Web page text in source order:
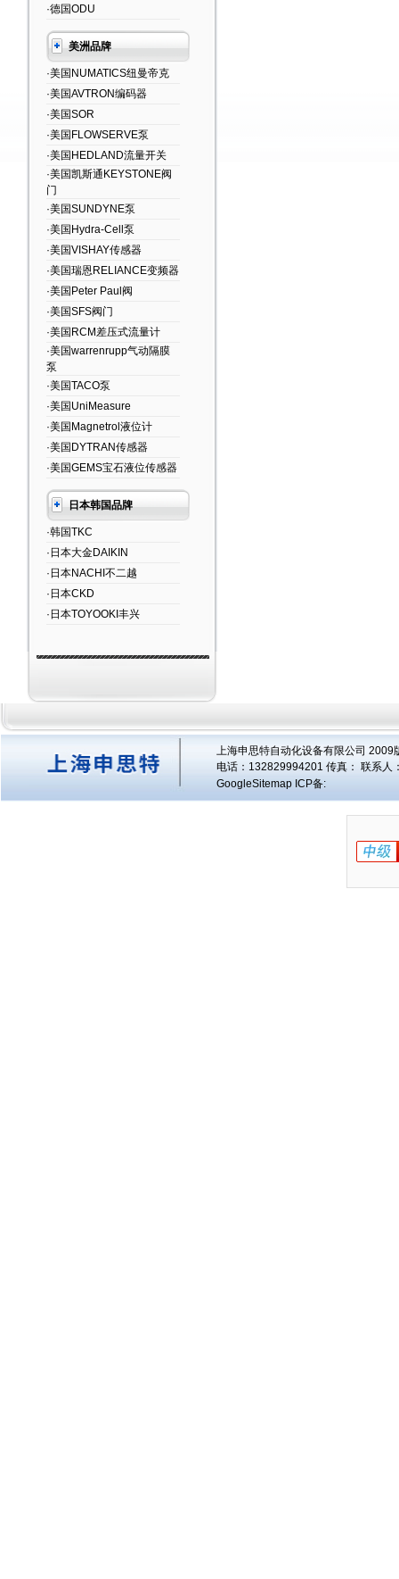
·德国ODU
美洲品牌
·美国NUMATICS纽曼帝克
·美国AVTRON编码器
·美国SOR
·美国FLOWSERVE泵
·美国HEDLAND流量开关
·美国凯斯通KEYSTONE阀
门
·美国SUNDYNE泵
·美国Hydra-Cell泵
·美国VISHAY传感器
·美国瑞恩RELIANCE变频器
·美国Peter Paul阀
·美国SFS阀门
·美国RCM差压式流量计
·美国warrenrupp气动隔膜
泵
·美国TACO泵
·美国UniMeasure
·美国Magnetrol液位计
·美国DYTRAN传感器
·美国GEMS宝石液位传感器
日本韩国品牌
·韩国TKC
·日本大金DAIKIN
·日本NACHI不二越
·日本CKD
·日本TOYOOKI丰兴
上海申思特自动化设备有限公司
电话：132829994201 传真： 联系人
GoogleSitemap ICP备: